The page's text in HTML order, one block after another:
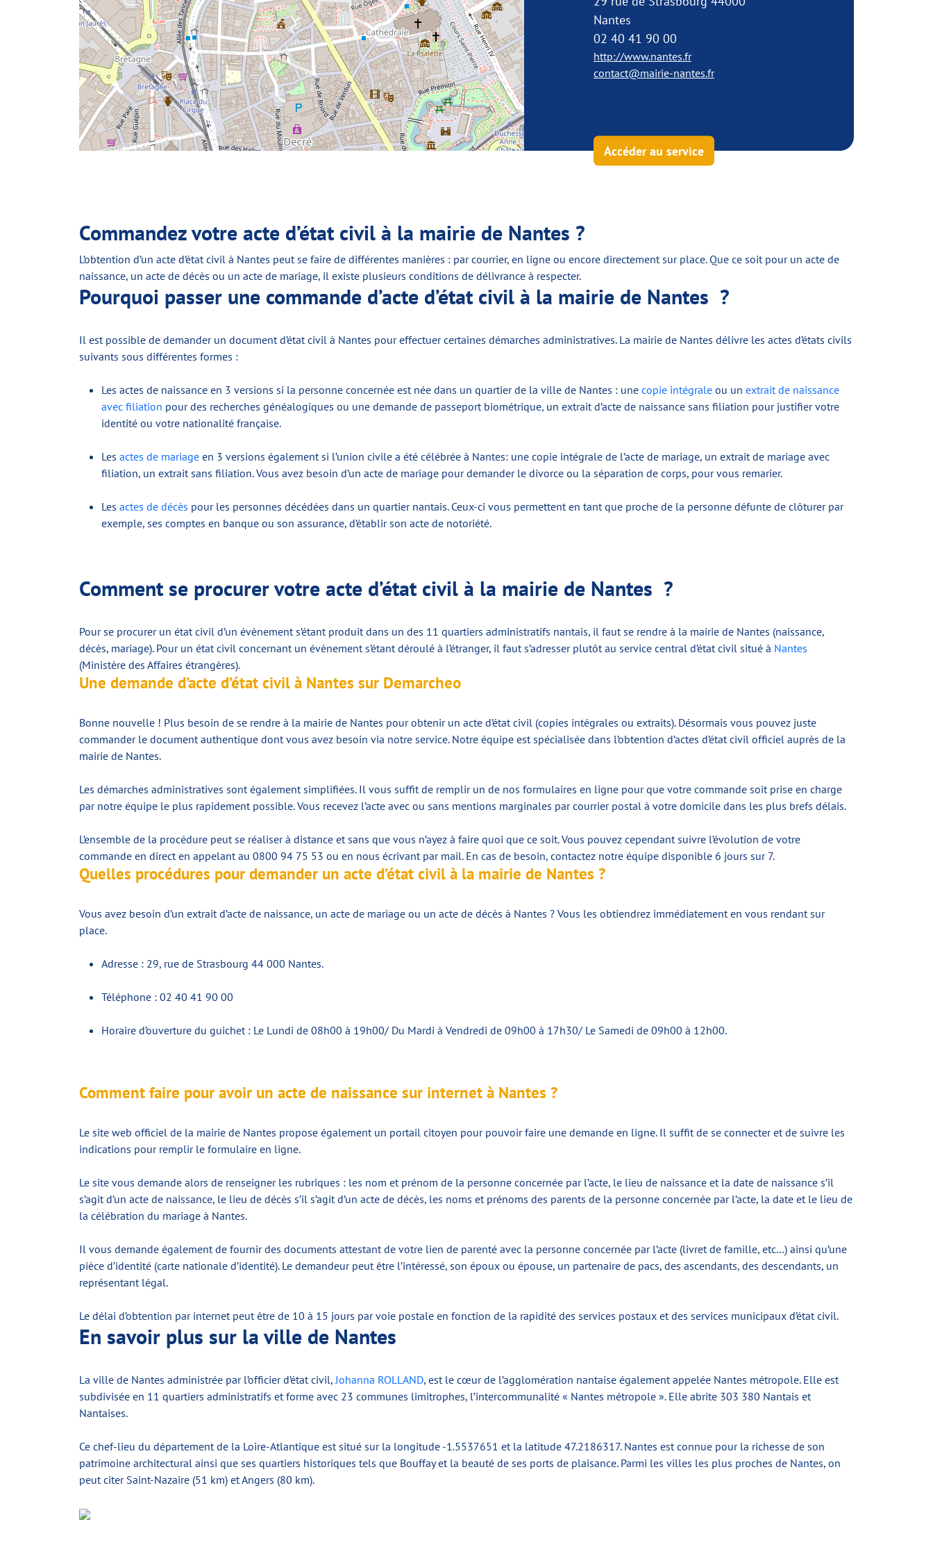
Nantes
02 40 41 90 00
http://www.nantes.fr
contact@mairie-nantes.fr
Accéder au service
Commandez votre acte d’état civil à la mairie de Nantes ?
L’obtention d’un acte d’état civil à Nantes peut se faire de différentes manières : par courrier, en ligne ou encore directement sur place. Que ce soit pour un acte de
naissance, un acte de décès ou un acte de mariage, il existe plusieurs conditions de délivrance à respecter.
Pourquoi passer une commande d’acte d’état civil à la mairie de Nantes ?
Il est possible de demander un document d’état civil à Nantes pour effectuer certaines démarches administratives. La mairie de Nantes délivre les actes d’états civils
suivants sous différentes formes :
Les actes de naissance en 3 versions si la personne concernée est née dans un quartier de la ville de Nantes : une copie intégrale ou un extrait de naissance
avec filiation pour des recherches généalogiques ou une demande de passeport biométrique, un extrait d’acte de naissance sans filiation pour justifier votre
identité ou votre nationalité française.
Les actes de mariage en 3 versions également si l’union civile a été célébrée à Nantes: une copie intégrale de l’acte de mariage, un extrait de mariage avec
filiation, un extrait sans filiation. Vous avez besoin d’un acte de mariage pour demander le divorce ou la séparation de corps, pour vous remarier.
Les actes de décès pour les personnes décédées dans un quartier nantais. Ceux-ci vous permettent en tant que proche de la personne défunte de clôturer par
exemple, ses comptes en banque ou son assurance, d’établir son acte de notoriété.
Comment se procurer votre acte d’état civil à la mairie de Nantes ?
Pour se procurer un état civil d’un évènement s’étant produit dans un des 11 quartiers administratifs nantais, il faut se rendre à la mairie de Nantes (naissance,
décès, mariage). Pour un état civil concernant un évènement s’étant déroulé à l’étranger, il faut s’adresser plutôt au service central d’état civil situé à Nantes
(Ministère des Affaires étrangères).
Une demande d’acte d’état civil à Nantes sur Demarcheo
Bonne nouvelle ! Plus besoin de se rendre à la mairie de Nantes pour obtenir un acte d’état civil (copies intégrales ou extraits). Désormais vous pouvez juste
commander le document authentique dont vous avez besoin via notre service. Notre équipe est spécialisée dans l’obtention d’actes d’état civil officiel auprès de la
mairie de Nantes.
Les démarches administratives sont également simplifiées. Il vous suffit de remplir un de nos formulaires en ligne pour que votre commande soit prise en charge
par notre équipe le plus rapidement possible. Vous recevez l’acte avec ou sans mentions marginales par courrier postal à votre domicile dans les plus brefs délais.
L’ensemble de la procédure peut se réaliser à distance et sans que vous n’ayez à faire quoi que ce soit. Vous pouvez cependant suivre l’évolution de votre
commande en direct en appelant au 0800 94 75 53 ou en nous écrivant par mail. En cas de besoin, contactez notre équipe disponible 6 jours sur 7.
Quelles procédures pour demander un acte d’état civil à la mairie de Nantes ?
Vous avez besoin d’un extrait d’acte de naissance, un acte de mariage ou un acte de décès à Nantes ? Vous les obtiendrez immédiatement en vous rendant sur
place.
Adresse : 29, rue de Strasbourg 44 000 Nantes.
Téléphone : 02 40 41 90 00
Horaire d’ouverture du guichet : Le Lundi de 08h00 à 19h00/ Du Mardi à Vendredi de 09h00 à 17h30/ Le Samedi de 09h00 à 12h00.
Comment faire pour avoir un acte de naissance sur internet à Nantes ?
Le site web officiel de la mairie de Nantes propose également un portail citoyen pour pouvoir faire une demande en ligne. Il suffit de se connecter et de suivre les
indications pour remplir le formulaire en ligne.
Le site vous demande alors de renseigner les rubriques : les nom et prénom de la personne concernée par l’acte, le lieu de naissance et la date de naissance s’il
s’agit d’un acte de naissance, le lieu de décès s’il s’agit d’un acte de décès, les noms et prénoms des parents de la personne concernée par l’acte, la date et le lieu de
la célébration du mariage à Nantes.
Il vous demande également de fournir des documents attestant de votre lien de parenté avec la personne concernée par l’acte (livret de famille, etc…) ainsi qu’une
pièce d’identité (carte nationale d’identité). Le demandeur peut être l’intéressé, son époux ou épouse, un partenaire de pacs, des ascendants, des descendants, un
représentant légal.
Le délai d’obtention par internet peut être de 10 à 15 jours par voie postale en fonction de la rapidité des services postaux et des services municipaux d’état civil.
En savoir plus sur la ville de Nantes
La ville de Nantes administrée par l’officier d’état civil,Johanna ROLLAND, est le cœur de l’agglomération nantaise également appelée Nantes métropole. Elle est
subdivisée en 11 quartiers administratifs et forme avec 23 communes limitrophes, l’intercommunalité « Nantes métropole ». Elle abrite 303 380 Nantais et
Nantaises.
Ce chef-lieu du département de la Loire-Atlantique est situé sur la longitude -1.5537651 et la latitude 47.2186317. Nantes est connue pour la richesse de son
patrimoine architectural ainsi que ses quartiers historiques tels que Bouffay et la beauté de ses ports de plaisance. Parmi les villes les plus proches de Nantes, on
peut citer Saint-Nazaire (51 km) et Angers (80 km).